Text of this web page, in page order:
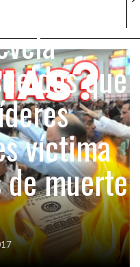
que
víctima
de muerte